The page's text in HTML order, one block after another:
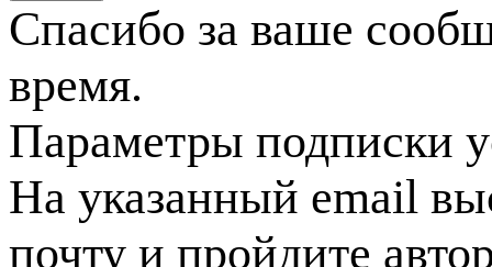
Спасибо за ваше
время.
Параметры подписки
На указанный email
почту и пройдите